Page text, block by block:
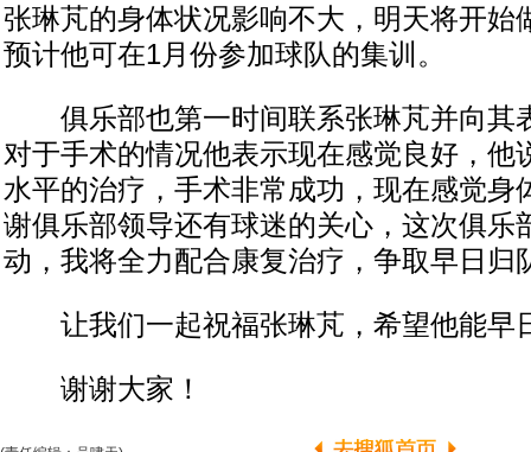
张琳芃的身体状况影响不大，明天将开始
预计他可在1月份参加球队的集训。
俱乐部也第一时间联系张琳芃并向其
对于手术的情况他表示现在感觉良好，他
水平的治疗，手术非常成功，现在感觉身
谢俱乐部领导还有球迷的关心，这次俱乐
动，我将全力配合康复治疗，争取早日归
让我们一起祝福张琳芃，希望他能早
谢谢大家！